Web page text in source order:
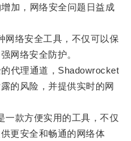
加，网络安全问题日益成
络安全工具，不仅可以保
网络安全防护。
代理通道，Shadowrocket
的风险，并提供实时的网
款方便实用的工具，不仅
更安全和畅通的网络体